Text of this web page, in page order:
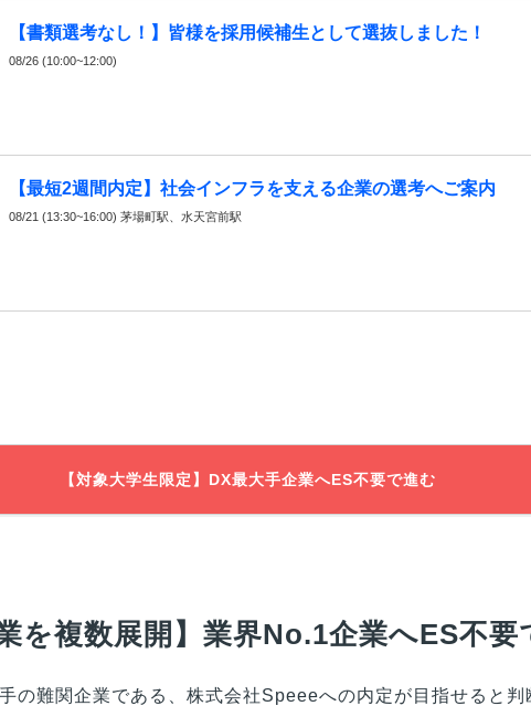
【書類選考なし！】皆様を採用候補生として選抜しました！
08/26 (10:00~12:00)
【最短2週間内定】社会インフラを支える企業の選考へご案内
08/21 (13:30~16:00) 茅場町駅、水天宮前駅
【対象大学生限定】DX最大手企業へES不要で進む
を複数展開】業界No.1企業へES不要
の難関企業である、株式会社Speeeへの内定が目指せると